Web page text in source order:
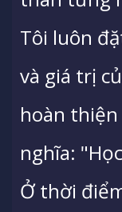
Tôi luôn
và giá trị
hoàn
nghĩa:
Ở thời